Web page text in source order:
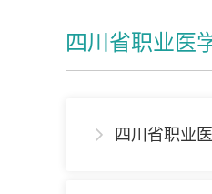
四川省职业医
 四川省职业